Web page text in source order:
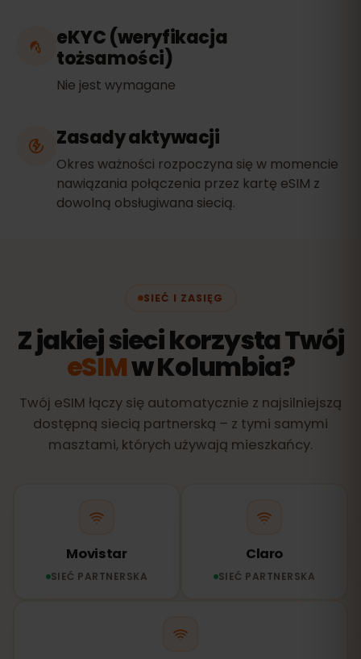
eKYC (weryfikacja
tożsamości)
Nie jest wymagane
Zasady aktywacji
Okres ważności rozpoczyna się w momencie
nawiązania połączenia przez kartę eSIM z
dowolną obsługiwana siecią.
SIEĆ I ZASIĘG
Z jakiej sieci korzysta Twój
eSIMw Kolumbia?
Twój eSIM łączy się automatycznie z najsilniejszą
dostępną siecią partnerską – z tymi samymi
masztami, których używają mieszkańcy.
Movistar
SIEĆ PARTNERSKA
Claro
SIEĆ PARTNERSKA